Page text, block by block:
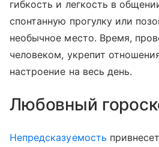
гибкость и легкость в
спонтанную прогулку или
необычное место. Время,
человеком, укрепит
настроение на весь день.
Любовный
Непредсказуемость